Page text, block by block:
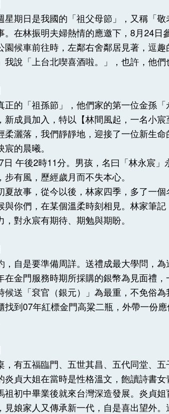
星期日是我國的「祖父母節」，又稱「
。在林振明夫婦熱情的應邀下，8月24
園候車前往時，左鄰右舍鄰居見著，逗
我說「上台北喫喜酒啦。」，也許，他們
正的「祖孫節」，他們家的第一位金孫
新成員加入，特以【林間風起，一名小
柔灑落，我們靜靜地，迎接了一位新生
的晨曦。
午後2時11分。男孩，名曰「林永宸」
步有風，歷經歲月而不失本心。
夏故事，從今以後，林家四季，多了一
與你們，在某個溫柔時刻相見。林家筆記
對永宸有期待、期勉與期盼。
，自是要準備周詳。送禮成最大學問，
在金門服務時期所採購的銀幣為見面禮
候送「袞官（銀元）」為最重，不免俗
找到07年紅標金門高粱二瓶，外帶一份
，有五福臨門、五世其昌、五代同堂、
炎貞大姐在當時是性格溫文，飽讀詩書
祖初中畢業後就來台灣深造發展。炎貞
見娘家人又傳承新一代，自是喜出望外